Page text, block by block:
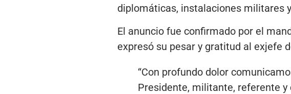
diplomáticas, instalaciones militares
El anuncio fue confirmado por el
expresó su pesar y gratitud al exjefe
“Con profundo dolor
Presidente, militante, referente